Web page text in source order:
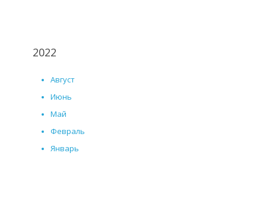
2022
Август
Июнь
Май
Февраль
Январь